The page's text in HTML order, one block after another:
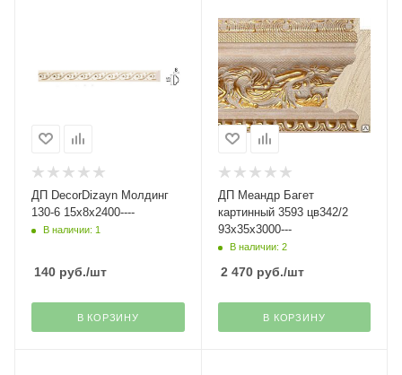
ДП DecorDizayn Молдинг
130-6 15х8х2400----
В наличии: 1
140 руб./шт
В КОРЗИНУ
ДП Меандр Багет
картинный 3593 цв342/2
93х35х3000---
В наличии: 2
2 470руб./шт
В КОРЗИНУ